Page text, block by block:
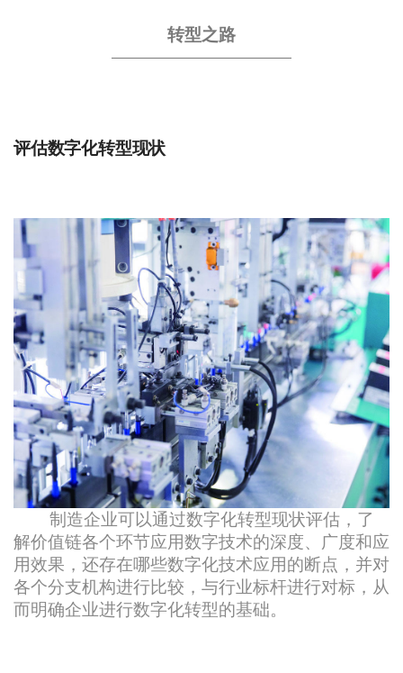
转型之路
评估数字化转型现状
制造企业可以通过数字化转型现状评估，了
解价值链各个环节应用数字技术的深度、广度和应
用效果，还存在哪些数字化技术应用的断点，并对
各个分支机构进行比较，与行业标杆进行对标，从
而明确企业进行数字化转型的基础。